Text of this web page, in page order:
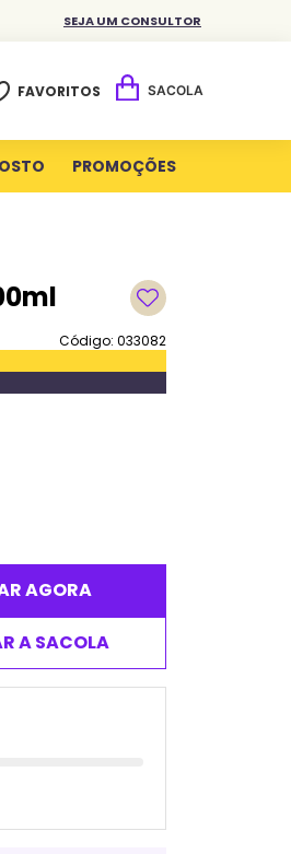
SEJA UM CONSULTOR
FAVORITOS
PROMOÇÕES
Código: 033082
AGORA
A SACOLA